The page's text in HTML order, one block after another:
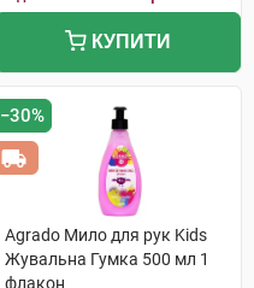
КУПИТИ
−30%
Agrado Мило для рук Kids
Жувальна Гумка 500 мл 1
флакон